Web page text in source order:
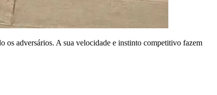
os adversários. A sua velocidade e instinto competitivo fazem